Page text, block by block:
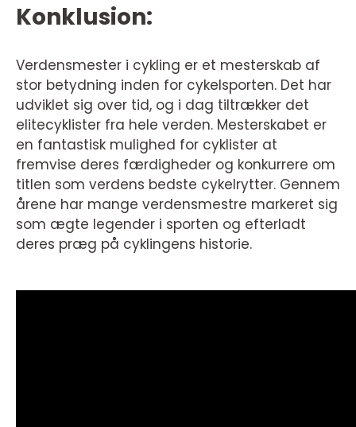
Konklusion:
Verdensmester i cykling er et mesterskab af
stor betydning inden for cykelsporten. Det har
udviklet sig over tid, og i dag tiltrækker det
elitecyklister fra hele verden. Mesterskabet er
en fantastisk mulighed for cyklister at
fremvise deres færdigheder og konkurrere om
titlen som verdens bedste cykelrytter. Gennem
årene har mange verdensmestre markeret sig
som ægte legender i sporten og efterladt
deres præg på cyklingens historie.